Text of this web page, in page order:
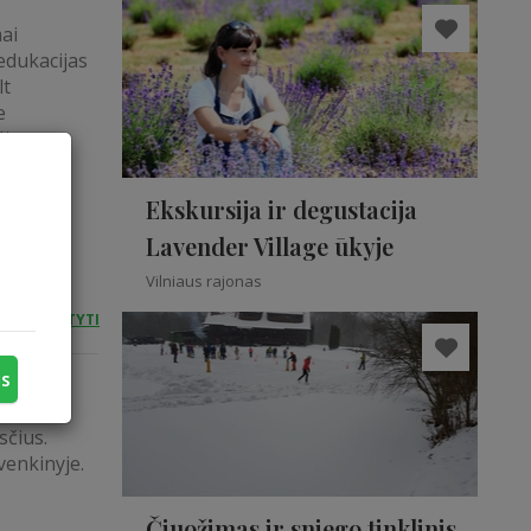
SKAITYTI
Ekskursija ir degustacija
Lavender Village ūkyje
Vilniaus rajonas